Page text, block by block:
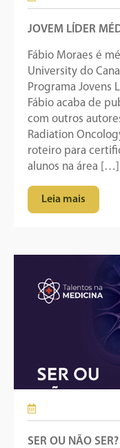
JOVEM LÍDER
Fábio Moraes é
University do
Programa Jovens
Fábio acaba de
com outros
Radiation
roteiro para
alunos na área […]
Leia mais
SER OU NÃO SER?